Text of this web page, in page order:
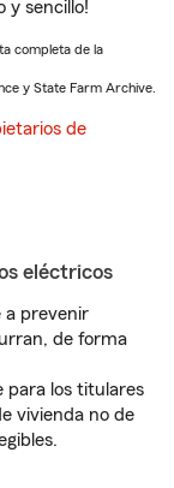
y sencillo!
completa de la
y State Farm Archive.
de
eléctricos
a prevenir
de forma
para los titulares
vivienda no de